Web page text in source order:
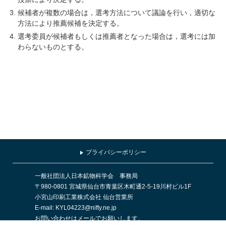
候補者が複数の場合は，選考方法について議論を行い，適切な
方法により推薦候補を決定する。
選考委員が候補者もしくは推薦者となった場合は，選考には加
わらないものとする。
プライバシーポリシー
一般社団法人日本鉱物科学会 事務局
〒980-0801 宮城県仙台市青葉区木町通2-5-19川村ビル1F
小宮山印刷工業株式会社 仙台営業所
E-mail: KYL04223@nifty.ne.jp
お問い合わせはメールでお願いします。